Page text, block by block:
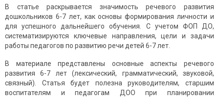
В статье раскрывается значимость речевого развития
дошкольников 6-7 лет, как основы формирования личности и
для успешного дальнейшего обучения. С учетом ФОП ДО,
систематизируются ключевые направления, цели и задачи
работы педагогов по развитию речи детей 6-7 лет.
В материале представлены основные аспекты речевого
развития 6-7 лет (лексический, грамматический, звуковой,
связный). Статья будет полезна руководителям, старшим
воспитателям и педагогам ДОО при планировании